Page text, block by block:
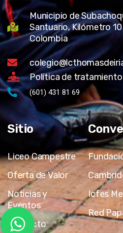
Municipio de
Santuario, Kilómetro
Colombia
Política de
(601) 431 81 69
Sitio
Liceo Campestre
Oferta de Valor
Noticias y
Eventos
Contacto
Icfes
Red